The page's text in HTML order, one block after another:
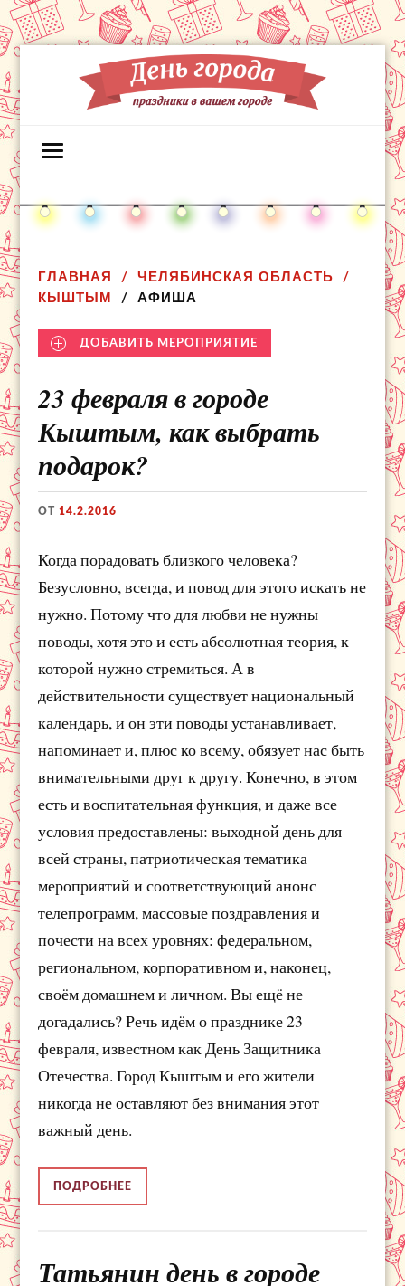
ГЛАВНАЯ
ЧЕЛЯБИНСКАЯ ОБЛАСТЬ
КЫШТЫМ
АФИША
ДОБАВИТЬ МЕРОПРИЯТИЕ
23 февраля в городе
Кыштым, как выбрать
подарок?
ОТ14.2.2016
Когда порадовать близкого человека?
Безусловно, всегда, и повод для этого искать не
нужно. Потому что для любви не нужны
поводы, хотя это и есть абсолютная теория, к
которой нужно стремиться. А в
действительности существует национальный
календарь, и он эти поводы устанавливает,
напоминает и, плюс ко всему, обязует нас быть
внимательными друг к другу. Конечно, в этом
есть и воспитательная функция, и даже все
условия предоставлены: выходной день для
всей страны, патриотическая тематика
мероприятий и соответствующий анонс
телепрограмм, массовые поздравления и
почести на всех уровнях: федеральном,
региональном, корпоративном и, наконец,
своём домашнем и личном. Вы ещё не
догадались? Речь идём о празднике 23
февраля, известном как День Защитника
Отечества. Город Кыштым и его жители
никогда не оставляют без внимания этот
важный день.
ПОДРОБНЕЕ
Татьянин день в городе